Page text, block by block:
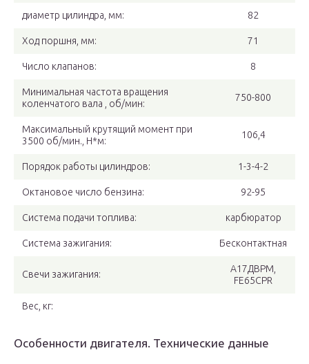
диаметр цилиндра, мм: 82
Ход поршня, мм: 71
Число клапанов: 8
Минимальная частота вращения
коленчатого вала , об/мин:
750-800
Максимальный крутящий момент при
3500 об/мин., Н*м:
106,4
Порядок работы цилиндров: 1-3-4-2
Октановое число бензина: 92-95
Система подачи топлива: карбюратор
Система зажигания: Бесконтактная
Свечи зажигания:
А17ДВРМ,
FE65CPR
Вес, кг:
Особенности двигателя. Технические данные